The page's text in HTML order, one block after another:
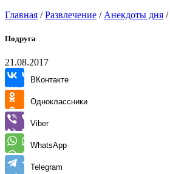
Главная /Развлечение / Анекдоты дня /
Подруга
21.08.2017
ВКонтакте
Одноклассники
Viber
WhatsApp
Telegram